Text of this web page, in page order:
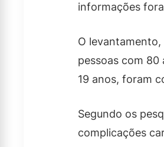
informações
O
pessoas com 80
19 anos, foram
Segundo os
complicações